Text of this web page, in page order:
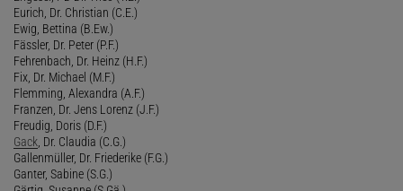
Eurich, Dr. Christian (C.E.)
Ewig, Bettina (B.Ew.)
Fässler, Dr. Peter (P.F.)
Fehrenbach, Dr. Heinz (H.F.)
Fix, Dr. Michael (M.F.)
Flemming, Alexandra (A.F.)
Franzen, Dr. Jens Lorenz (J.F.)
Freudig, Doris (D.F.)
Gack , Dr. Claudia (C.G.)
Gallenmüller, Dr. Friederike (F.G.)
Ganter, Sabine (S.G.)